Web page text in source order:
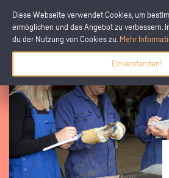
Diese Webseite verwendet Cookies, um
ermöglichen und das Angebot zu verbessern.
du der Nutzung von Cookies zu. Mehr
Einverstanden!